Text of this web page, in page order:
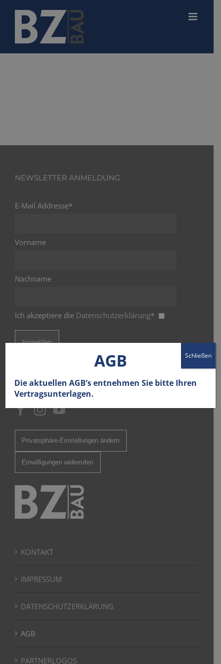
Zum
springen
NEWSLETTER ANMELDUNG
E-Mail Addresse*
Vorname
Nachname
Ich akzeptiere die Datenschutzerklärung*
BZ-BAU AUF SOCIAL MEDIA
Privatsphäre-Einstellungen ändern
Einwilligungen widerrufen
KONTAKT
IMPRESSUM
DATENSCHUTZERKLÄRUNG
AGB
PARTNERLOGOS
AGB
Die aktuellen AGB’s entnehmen Sie bitte Ihren
Vertragsunterlagen.
Schließen